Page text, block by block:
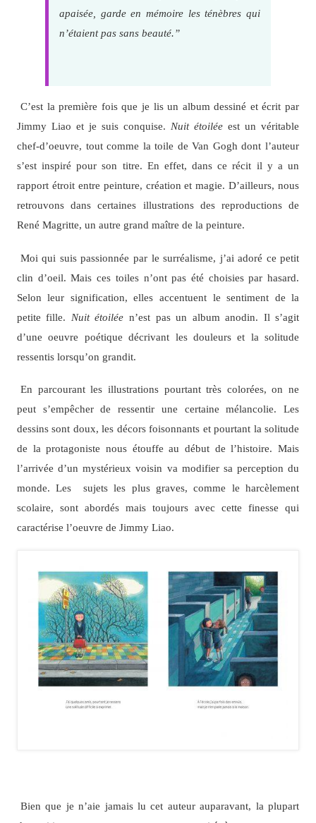
apaisée, garde en mémoire les ténèbres qui
n’étaient pas sans beauté.”
C’est la première fois que je lis un album dessiné et écrit par
Jimmy Liao et je suis conquise. Nuit étoilée est un véritable
chef-d’oeuvre, tout comme la toile de Van Gogh dont l’auteur
s’est inspiré pour son titre. En effet, dans ce récit il y a un
rapport étroit entre peinture, création et magie. D’ailleurs, nous
retrouvons dans certaines illustrations des reproductions de
René Magritte, un autre grand maître de la peinture.
Moi qui suis passionnée par le surréalisme, j’ai adoré ce petit
clin d’oeil. Mais ces toiles n’ont pas été choisies par hasard.
Selon leur signification, elles accentuent le sentiment de la
petite fille. Nuit étoilée n’est pas un album anodin. Il s’agit
d’une oeuvre poétique décrivant les douleurs et la solitude
ressentis lorsqu’on grandit.
En parcourant les illustrations pourtant très colorées, on ne
peut s’empêcher de ressentir une certaine mélancolie. Les
dessins sont doux, les décors foisonnants et pourtant la solitude
de la protagoniste nous étouffe au début de l’histoire. Mais
l’arrivée d’un mystérieux voisin va modifier sa perception du
monde. Les sujets les plus graves, comme le harcèlement
scolaire, sont abordés mais toujours avec cette finesse qui
caractérise l’oeuvre de Jimmy Liao.
Bien que je n’aie jamais lu cet auteur auparavant, la plupart